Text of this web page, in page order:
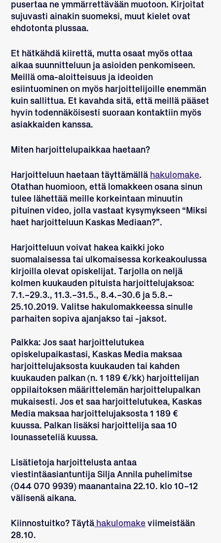
pusertaa ne ymmärrettävään muotoon. Kirjoitat
sujuvasti ainakin suomeksi, muut kielet ovat
ehdotonta plussaa.
Et hätkähdä kiirettä, mutta osaat myös ottaa
aikaa suunnitteluun ja asioiden penkomiseen.
Meillä oma-aloitteisuus ja ideoiden
esiintuominen on myös harjoittelijoille enemmän
kuin sallittua. Et kavahda sitä, että meillä pääset
hyvin todennäköisesti suoraan kontaktiin myös
asiakkaiden kanssa.
Miten harjoittelupaikkaa haetaan?
Harjoitteluun haetaan täyttämällä hakulomake.
Otathan huomioon, että lomakkeen osana sinun
tulee lähettää meille korkeintaan minuutin
pituinen video, jolla vastaat kysymykseen “Miksi
haet harjoitteluun Kaskas Mediaan?”.
Harjoitteluun voivat hakea kaikki joko
suomalaisessa tai ulkomaisessa korkeakoulussa
kirjoilla olevat opiskelijat. Tarjolla on neljä
kolmen kuukauden pituista harjoittelujaksoa:
7.1.–29.3., 11.3.–31.5., 8.4.–30.6 ja 5.8.–
25.10.2019. Valitse hakulomakkeessa sinulle
parhaiten sopiva ajanjakso tai -jaksot.
Palkka: Jos saat harjoittelutukea
opiskelupaikastasi, Kaskas Media maksaa
harjoittelujaksosta kuukauden tai kahden
kuukauden palkan (n. 1 189 €/kk) harjoittelijan
oppilaitoksen määrittelemän harjoittelupalkan
mukaisesti. Jos et saa harjoittelutukea, Kaskas
Media maksaa harjoittelujaksosta 1 189 €
kuussa. Palkan lisäksi harjoittelija saa 10
lounasseteliä kuussa.
Lisätietoja harjoittelusta antaa
viestintäasiantuntija Silja Annila puhelimitse
(044 070 9939) maanantaina 22.10. klo 10–12
välisenä aikana.
Kiinnostuitko? Täytä hakulomake viimeistään
28.10.